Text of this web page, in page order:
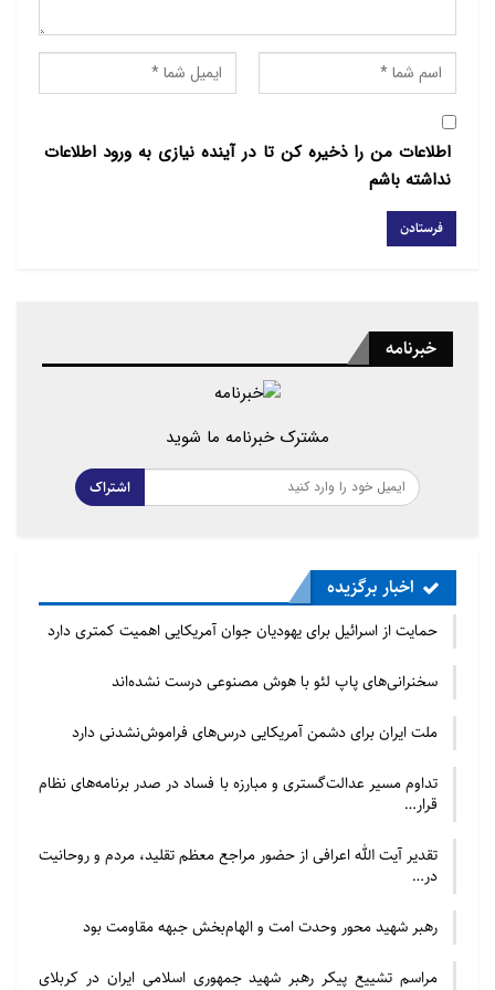
کمتری…
سخنرانی‌های پاپ لئو با هوش مصنوعی درست نشده‌اند
دو کشور “مونته نگرو و قبرس” با جمعیت حداکثری
مسیحیان ارتدوکس نیز در سالهای اخیر به نهادهای
خوشحالی و شادمانی جامعه همجنسگرایان کشور یونان پس از تصویب و
قانونی شدن امکان ازدواج آنان
اصلاحاتی چون قانونی ساختن ازدواج همجنسگرایان که از
سوی پارلمان یونان زیر عنوان “آزادی ها و قوانین اجتماعی”
صورت گرفته بدون شک نمی تواند همسویی کلیسای
ارتدوکس در مقیاس جهانی را به دست بیاورد.
کلیساهای ارتدوکس اغلب محافظه کار و سنتی هستند و
اصول اعتقادی سفت و سخت خود را دارند.
هم اکنون نزدیک به دویست میلیون پیرو کلیسای
ارتدوکس شرقی در کشورهای شرق اروپا و کشورهای
آسیایی مجاور آنها زندگی می کنند. نزدیک به نیمی از این
اطلاعات من را ذخیره کن تا در آینده نیازی به ورود اطلاعات
نداشته باشم
خبرنامه
مشترک خبرنامه ما شوید
اشتراک
اخبار برگزیده
حمایت از اسرائیل برای یهودیان جوان آمریکایی اهمیت کمتری دارد
سخنرانی‌های پاپ لئو با هوش مصنوعی درست نشده‌اند
ملت ایران برای دشمن آمریکایی درس‌های فراموش‌نشدنی دارد
تداوم مسیر عدالت‌گستری و مبارزه با فساد در صدر برنامه‌های نظام
قرار…
تقدیر آیت الله اعرافی از حضور مراجع معظم تقلید، مردم و روحانیت
در…
رهبر شهید محور وحدت امت و الهام‌بخش جبهه مقاومت بود
مراسم تشییع پیکر رهبر شهید جمهوری اسلامی ایران در کربلای